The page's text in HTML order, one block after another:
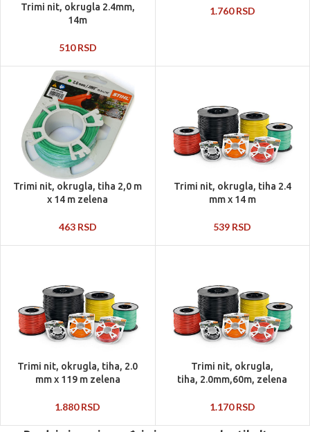
Trimi nit, okrugla 2.4mm,
14m
510RSD
1.760RSD
Trimi nit, okrugla, tiha 2,0 m
x 14 m zelena
463 RSD
Trimi nit, okrugla, tiha 2.4
mm x 14 m
539 RSD
Trimi nit, okrugla, tiha, 2.0
mm x 119 m zelena
1.880RSD
Trimi nit, okrugla,
tiha, 2.0mm,60m, zelena
1.170RSD